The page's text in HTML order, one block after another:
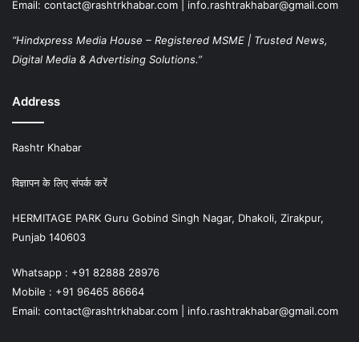
Email: contact@rashtrkhabar.com | info.rashtrakhabar@gmail.com
“Hindxpress Media House – Registered MSME | Trusted News,
Digital Media & Advertising Solutions.”
Address
Rashtr Khabar
विज्ञापन के लिए संपर्क करें
HERMITAGE PARK Guru Gobind Singh Nagar, Dhakoli, Zirakpur,
Punjab 140603
Whatsapp : +91 82888 28976
Mobile : +91 96465 86664
Email: contact@rashtrkhabar.com | info.rashtrakhabar@gmail.com